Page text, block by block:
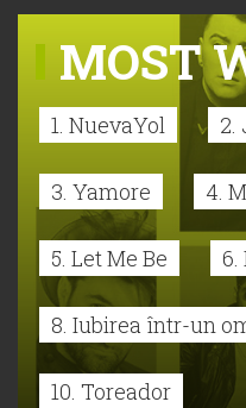
MOST
1. NuevaYol 2.
3. Yamore 4.
5. Let Me Be 6.
8. Iubirea într-un
10. Toreador